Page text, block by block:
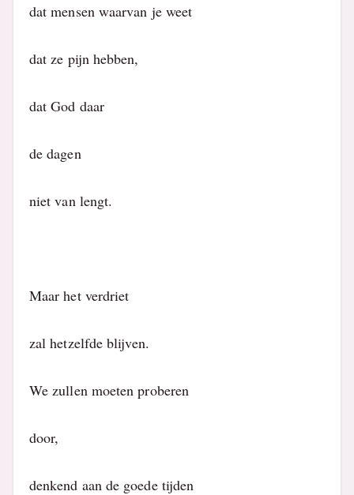
dat mensen waarvan je weet
dat ze pijn hebben,
dat God daar
de dagen
niet van lengt.
Maar het verdriet
zal hetzelfde blijven.
We zullen moeten proberen
door,
denkend aan de goede tijden